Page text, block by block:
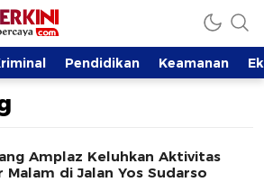
dan Terpercaya
Pendidikan Keamanan
Amplaz Keluhkan Aktivitas
Malam di Jalan Yos Sudarso